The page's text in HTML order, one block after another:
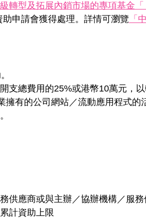
轉型及拓展內銷市場的專項基金「
申請會獲得處理。詳情可瀏覽 「
支總費用的25%或港幣10萬元，以
有的公司網站／流動應用程式的
供應商或與主辦／協辦機構／服務
計資助上限